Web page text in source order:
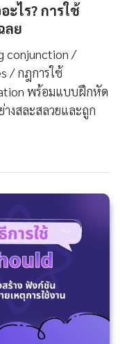
ไร? การใช้
ลย
conjunction /
/ กฎการใช้
พร้อมแบบฝึกหัด
งสละสลวยและถูก